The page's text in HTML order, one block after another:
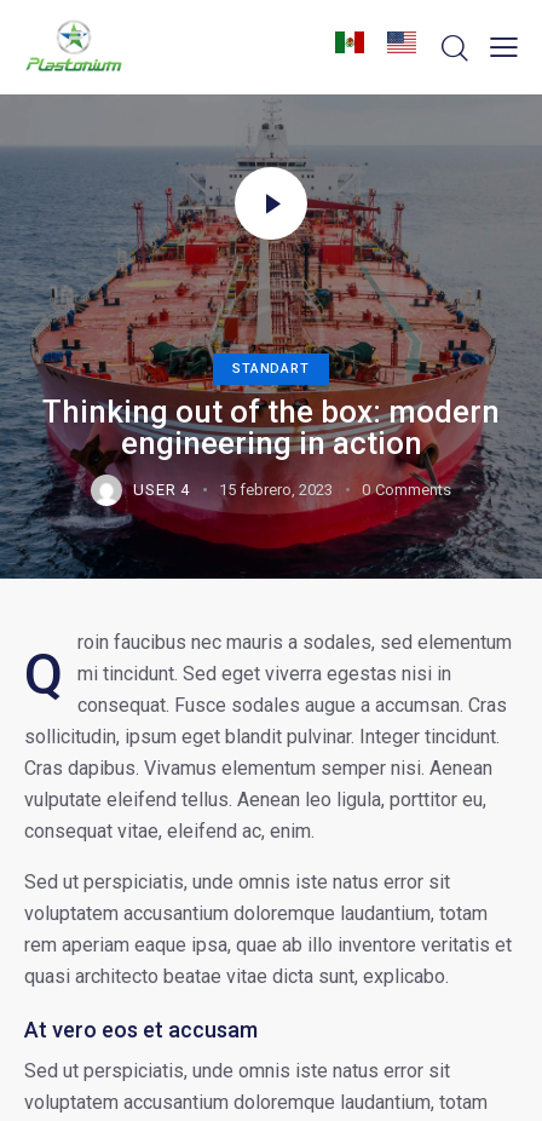
STANDART
Thinking out of the box: modern
engineering in action
USER 4 15 febrero, 2023 0 Comments
Q
roin faucibus nec mauris a sodales, sed elementum
mi tincidunt. Sed eget viverra egestas nisi in
consequat. Fusce sodales augue a accumsan. Cras
sollicitudin, ipsum eget blandit pulvinar. Integer tincidunt.
Cras dapibus. Vivamus elementum semper nisi. Aenean
vulputate eleifend tellus. Aenean leo ligula, porttitor eu,
consequat vitae, eleifend ac, enim.
Sed ut perspiciatis, unde omnis iste natus error sit
voluptatem accusantium doloremque laudantium, totam
rem aperiam eaque ipsa, quae ab illo inventore veritatis et
quasi architecto beatae vitae dicta sunt, explicabo.
At vero eos et accusam
Sed ut perspiciatis, unde omnis iste natus error sit
voluptatem accusantium doloremque laudantium, totam